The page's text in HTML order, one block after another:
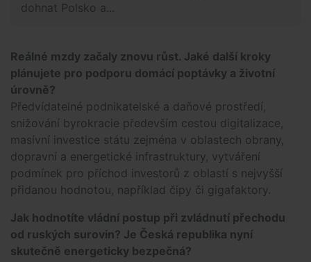
dohnat Polsko a...
Reálné mzdy začaly znovu růst. Jaké další kroky
plánujete pro podporu domácí poptávky a životní
úrovně?
Předvídatelné podnikatelské a daňové prostředí,
snižování byrokracie především cestou digitalizace,
masívní investice státu zejména v oblastech obrany,
dopravní a energetické infrastruktury, vytváření
podmínek pro příchod investorů z oblastí s nejvyšší
přidanou hodnotou, například čipy či gigafaktory.
Jak hodnotíte vládní postup při zvládnutí přechodu
od ruských surovin? Je Česká republika nyní
skutečně energeticky bezpečná?